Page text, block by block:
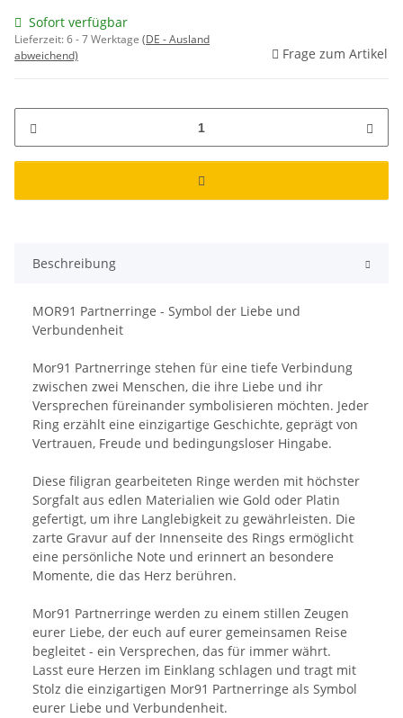
Sofort verfügbar
Lieferzeit:6 - 7 Werktage (DE - Ausland
abweichend)
Frage zum Artikel
Beschreibung
MOR91 Partnerringe - Symbol der Liebe und
Verbundenheit
Mor91 Partnerringe stehen für eine tiefe Verbindung
zwischen zwei Menschen, die ihre Liebe und ihr
Versprechen füreinander symbolisieren möchten. Jeder
Ring erzählt eine einzigartige Geschichte, geprägt von
Vertrauen, Freude und bedingungsloser Hingabe.
Diese filigran gearbeiteten Ringe werden mit höchster
Sorgfalt aus edlen Materialien wie Gold oder Platin
gefertigt, um ihre Langlebigkeit zu gewährleisten. Die
zarte Gravur auf der Innenseite des Rings ermöglicht
eine persönliche Note und erinnert an besondere
Momente, die das Herz berühren.
Mor91 Partnerringe werden zu einem stillen Zeugen
eurer Liebe, der euch auf eurer gemeinsamen Reise
begleitet - ein Versprechen, das für immer währt.
Lasst eure Herzen im Einklang schlagen und tragt mit
Stolz die einzigartigen Mor91 Partnerringe als Symbol
eurer Liebe und Verbundenheit.